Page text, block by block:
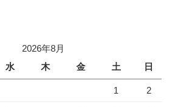
2026年8月
水 木 金 土 日
1 2